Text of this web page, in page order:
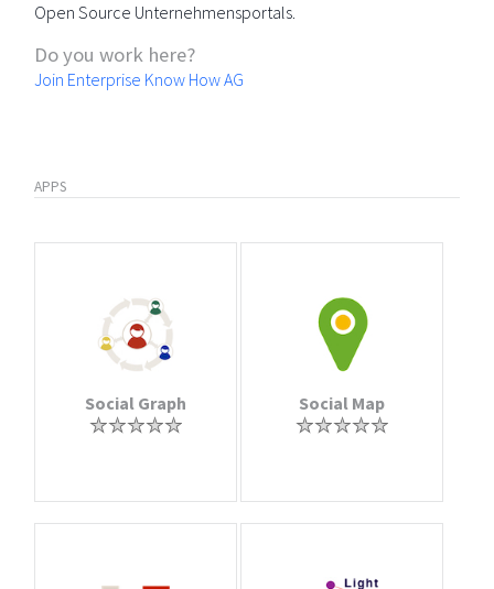
Open Source Unternehmensportals.
Do you work here?
Join Enterprise Know How AG
APPS
Social Graph Social Map